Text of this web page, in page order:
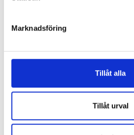
Marknadsföring
Tillåt alla
Tillåt urval
helst!
Lättläst på rätt nivå
Ibland innebär vägen mot
hitta böcker på rättHegas-nivå
barnens intressen. Ja, det ena
att hitta läslusten, vi lovar!